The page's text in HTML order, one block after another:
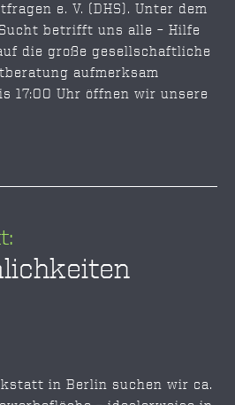
e. V. (DHS). Unter dem
betrifft uns alle – Hilfe
die große gesellschaftliche
aufmerksam
17:00 Uhr öffnen wir unsere
in Berlin suchen wir ca.